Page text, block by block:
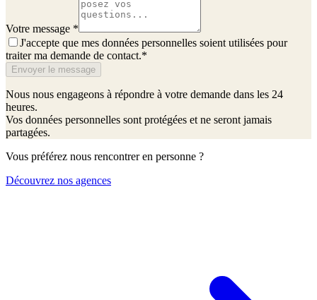
Votre message *
J'accepte que mes données personnelles soient utilisées pour
traiter ma demande de contact.*
Envoyer le message
Nous nous engageons à répondre à votre demande dans les 24
heures.
Vos données personnelles sont protégées et ne seront jamais
partagées.
Vous préférez nous rencontrer en personne ?
Découvrez nos agences